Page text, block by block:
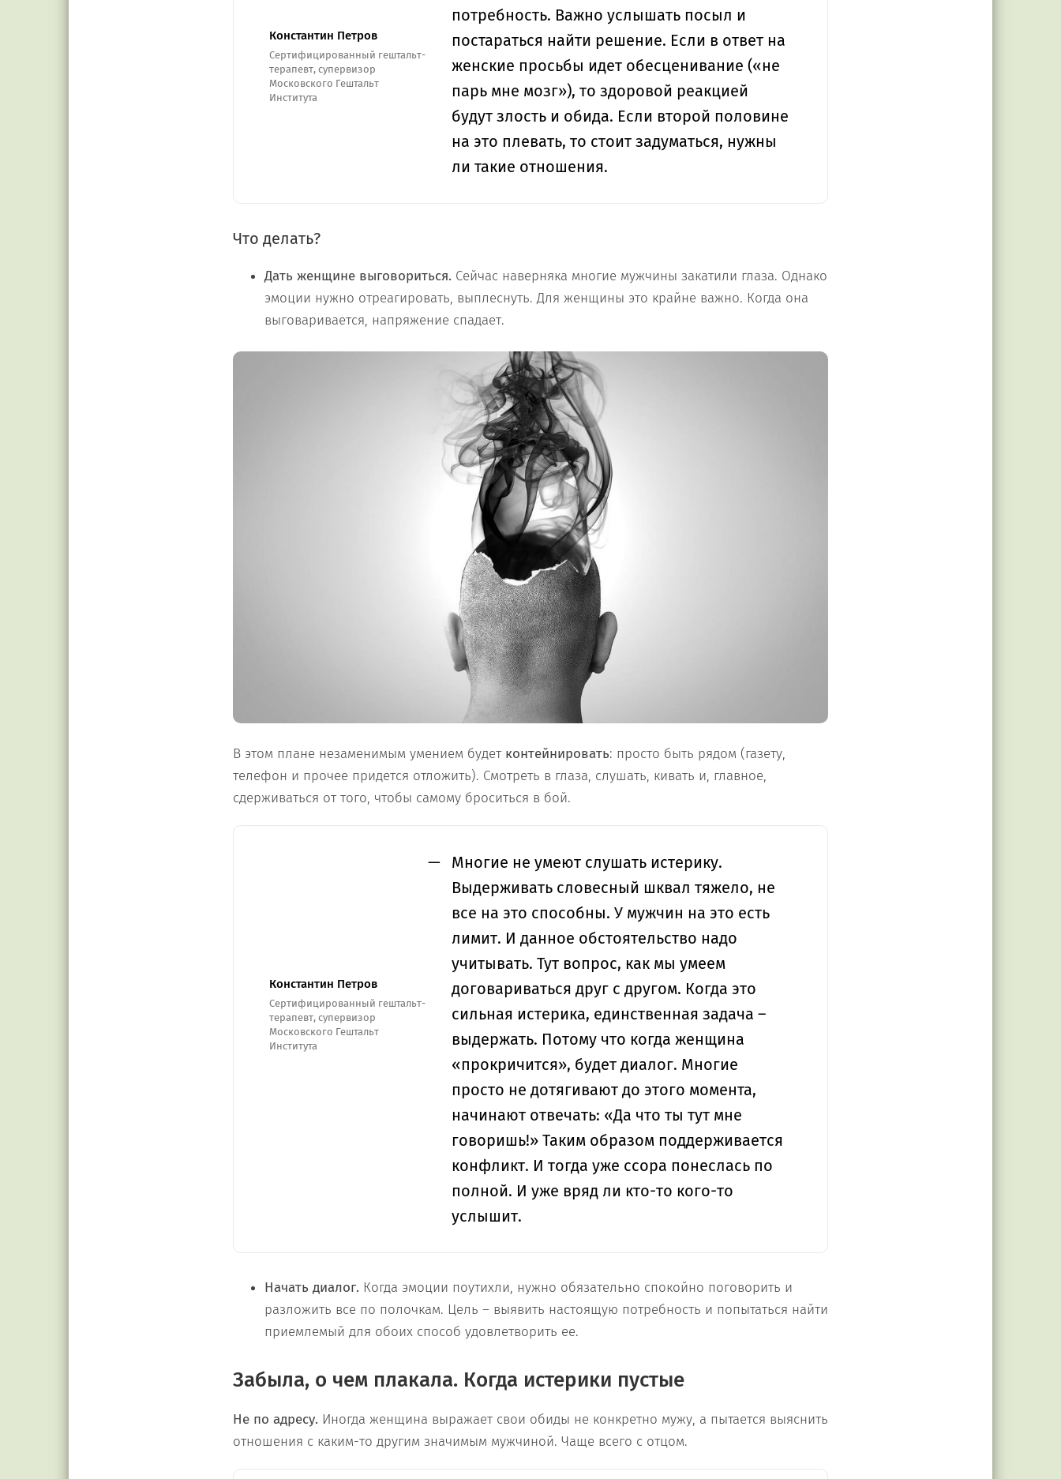
Константин Петров
Сертифицированный гештальт-
терапевт, супервизор
Московского Гештальт
Института
потребность. Важно услышать посыл и
постараться найти решение. Если в ответ на
женские просьбы идет обесценивание («не
парь мне мозг»), то здоровой реакцией
будут злость и обида. Если второй половине
на это плевать, то стоит задуматься, нужны
ли такие отношения.
Что делать?
Дать женщине выговориться. Сейчас наверняка многие мужчины закатили глаза. Однако
эмоции нужно отреагировать, выплеснуть. Для женщины это крайне важно. Когда она
выговаривается, напряжение спадает.
В этом плане незаменимым умением будет контейнировать: просто быть рядом (газету,
телефон и прочее придется отложить). Смотреть в глаза, слушать, кивать и, главное,
сдерживаться от того, чтобы самому броситься в бой.
Константин Петров
Сертифицированный гештальт-
терапевт, супервизор
Московского Гештальт
Института
Многие не умеют слушать истерику.
Выдерживать словесный шквал тяжело, не
все на это способны. У мужчин на это есть
лимит. И данное обстоятельство надо
учитывать. Тут вопрос, как мы умеем
договариваться друг с другом. Когда это
сильная истерика, единственная задача –
выдержать. Потому что когда женщина
«прокричится», будет диалог. Многие
просто не дотягивают до этого момента,
начинают отвечать: «Да что ты тут мне
говоришь!» Таким образом поддерживается
конфликт. И тогда уже ссора понеслась по
полной. И уже вряд ли кто-то кого-то
услышит.
Начать диалог. Когда эмоции поутихли, нужно обязательно спокойно поговорить и
разложить все по полочкам. Цель – выявить настоящую потребность и попытаться найти
приемлемый для обоих способ удовлетворить ее.
Забыла, о чем плакала. Когда истерики пустые
Не по адресу. Иногда женщина выражает свои обиды не конкретно мужу, а пытается выяснить
отношения с каким-то другим значимым мужчиной. Чаще всего с отцом.